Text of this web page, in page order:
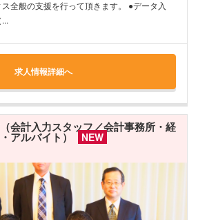
ス全般の支援を行って頂きます。 ●データ入
求人情報詳細へ
会計入力スタッフ／会計事務所・経
アルバイト） NEW